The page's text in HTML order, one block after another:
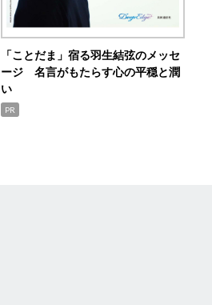
「ことだま」宿る羽生結弦のメッセ
ージ 名言がもたらす心の平穏と潤
い
PR